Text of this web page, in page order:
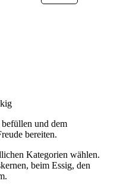
und dem
bereiten.
Kategorien wählen.
beim Essig, den